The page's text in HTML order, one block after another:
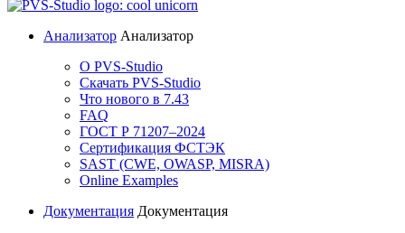
Анализатор Анализатор
О PVS-Studio
Скачать PVS-Studio
Что нового в 7.43
FAQ
ГОСТ Р 71207–2024
Сертификация ФСТЭК
SAST (CWE, OWASP, MISRA)
Online Examples
Документация Документация